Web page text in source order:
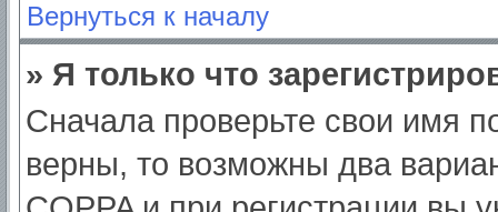
Вернуться к началу
» Я только что
Сначала проверьте свои имя
верны, то возможны два